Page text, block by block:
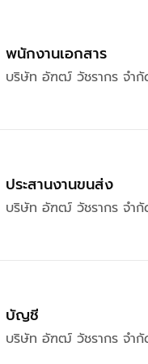
พนักงานเอกสาร
บริษัท อัฑฒ์ วัชรากร จำกั
ประสานงานขนส่ง
บริษัท อัฑฒ์ วัชรากร จำกั
บัญชี
บริษัท อัฑฒ์ วัชรากร จำกั